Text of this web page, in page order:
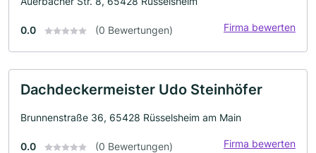
0.0 (0 Bewertungen) Firma bewerten
Dachdeckermeister Udo Steinhöfer
Brunnenstraße 36, 65428 Rüsselsheim am Main
0.0 (0 Bewertungen) Firma bewerten